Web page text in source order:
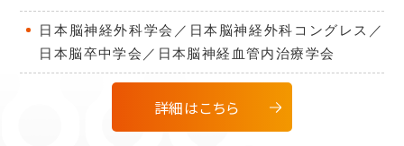
日本脳神経外科学会／日本脳神経外科コングレス／
日本脳卒中学会／日本脳神経血管内治療学会
詳細はこちら